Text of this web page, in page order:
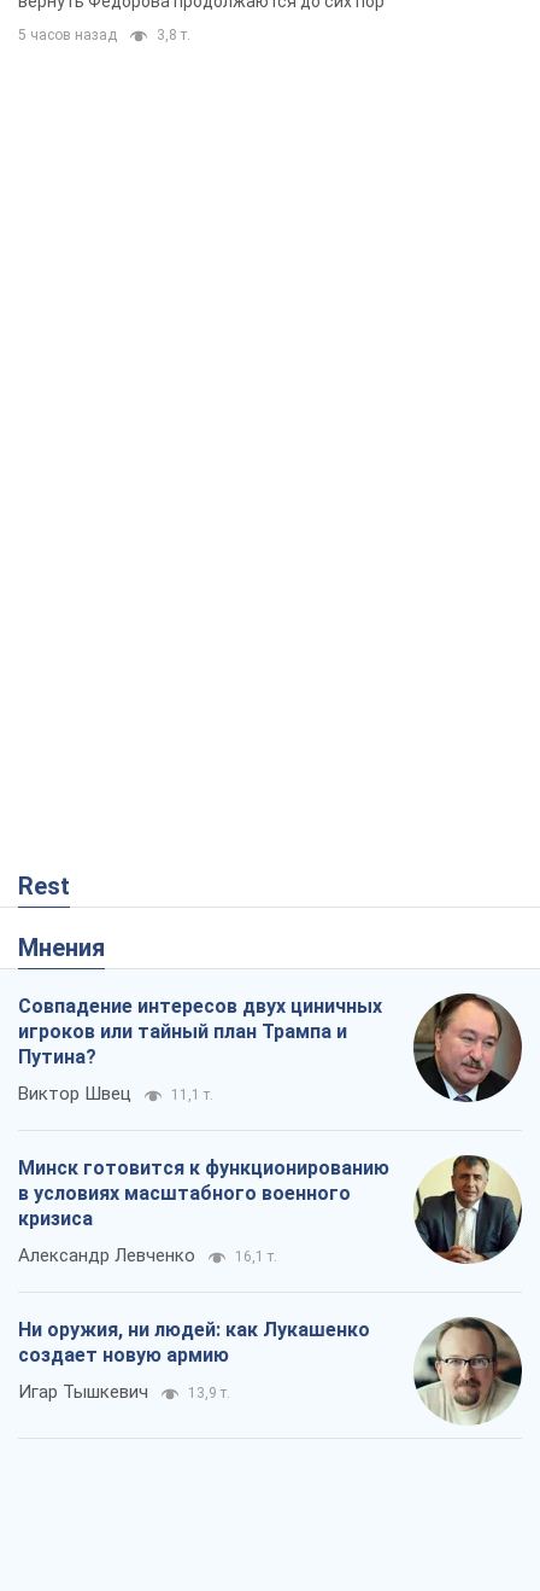
5 часов назад 3,8 т.
Rest
Мнения
Совпадение интересов двух циничных
игроков или тайный план Трампа и
Путина?
Виктор Швец 11,1 т.
Минск готовится к функционированию
в условиях масштабного военного
кризиса
Александр Левченко 16,1 т.
Ни оружия, ни людей: как Лукашенко
создает новую армию
Игар Тышкевич 13,9 т.